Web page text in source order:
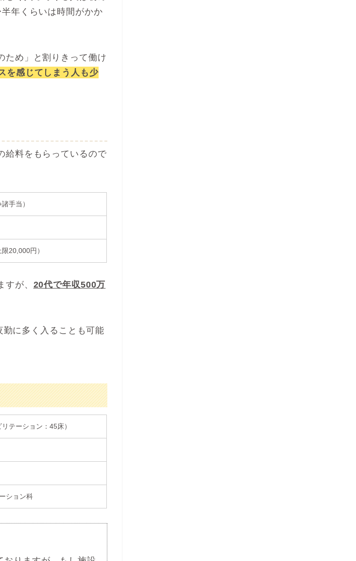
年くらいは時間がかか
ため」と割りきって働け
を感じてしまう人も少
給料をもらっているので
手当）
20,000円）
が、 20代で年収500万
に多く入ることも可能
テーション：45床）
ション科